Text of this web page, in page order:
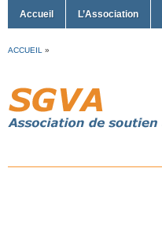
Accueil L’Association
ACCUEIL »